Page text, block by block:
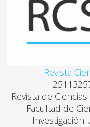
Revista
Revista de
Facultad de
Investigación